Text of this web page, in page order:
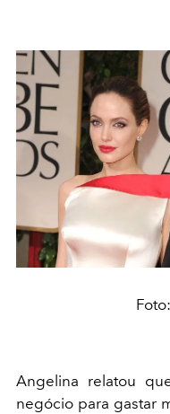
Angelina relatou
negócio para gastar